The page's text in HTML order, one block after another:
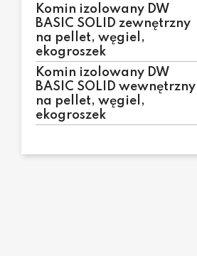
Komin izolowany DW
BASIC SOLID zewnętrzny
na pellet, węgiel,
ekogroszek
Komin izolowany DW
BASIC SOLID wewnętrzny
na pellet, węgiel,
ekogroszek